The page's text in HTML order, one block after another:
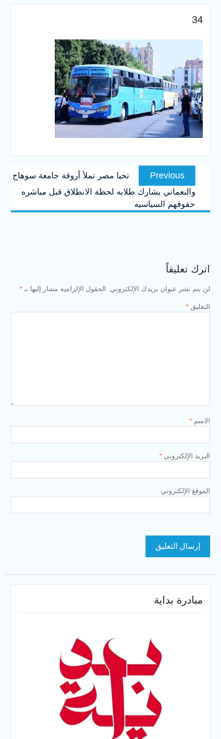
أيام المرحلة الأولى للتنسيق
الإلكتروني للقبول بالجامعات
2026
34
تصفّح
المقالاتPrevious
Previous
post:
تحيا مصر تملأ أروقة جامعة سوهاج
والنعماني يشارك طلابه لحظة الانطلاق قبل مباشره
حقوقهم السياسيه
اترك تعليقاً
لن يتم نشر عنوان بريدك الإلكتروني. الحقول الإلزامية مشار إليها بـ *
التعليق *
الاسم *
البريد الإلكتروني *
الموقع الإلكتروني
مبادرة بداية